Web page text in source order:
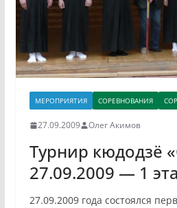
МЕРОПРИЯТИЯ СОРЕВНОВАНИЯ
27.09.2009 Олег Акимов
Турнир кюдодзё
27.09.2009 — 1
27.09.2009 года состоялся